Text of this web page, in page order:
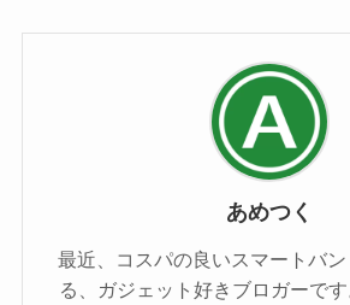
あめつく
最近、コスパの良いスマートバ
る、ガジェット好きブロガーで